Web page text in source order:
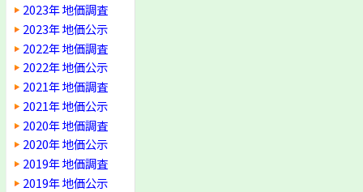
2023年 地価調査
2023年 地価公示
2022年 地価調査
2022年 地価公示
2021年 地価調査
2021年 地価公示
2020年 地価調査
2020年 地価公示
2019年 地価調査
2019年 地価公示